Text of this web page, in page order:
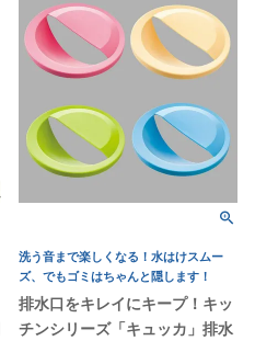
洗う音まで楽しくなる！水はけスムー
ズ、でもゴミはちゃんと隠します！
排水口をキレイにキープ！キッ
チンシリーズ「キュッカ」排水